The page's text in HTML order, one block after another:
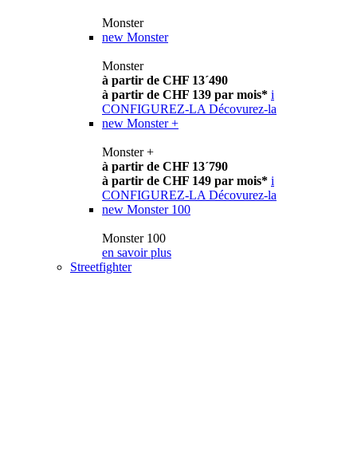
Monster
new Monster
Monster
à partir de CHF 13´490
à partir de CHF 139 par mois* i
CONFIGUREZ-LA Décovurez-la
new Monster +
Monster +
à partir de CHF 13´790
à partir de CHF 149 par mois* i
CONFIGUREZ-LA Décovurez-la
new Monster 100
Monster 100
en savoir plus
Streetfighter